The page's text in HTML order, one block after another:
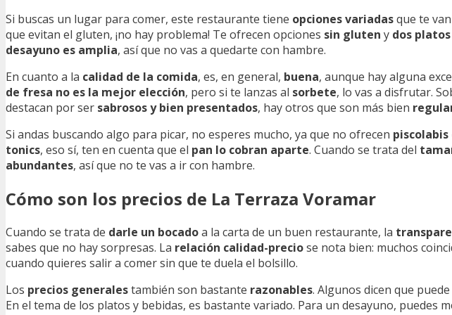
Si buscas un lugar para comer, este restaurante tiene opciones variadasque te
que evitan el gluten, ¡no hay problema! Te ofrecen opciones sin gluten y dos
desayuno es amplia, así que no vas a quedarte con hambre.
En cuanto a la calidad de la comida, es, en general, buena, aunque hay alguna
de fresa no es la mejor elección, pero si te lanzas al sorbete, lo vas a disfrutar.
destacan por ser sabrosos y bien presentados, hay otros que son más bien
Si andas buscando algo para picar, no esperes mucho, ya que no ofrecen piscolabis
tonics, eso sí, ten en cuenta que el pan lo cobran aparte. Cuando se trata del
abundantes, así que no te vas a ir con hambre.
Cómo son los precios de La Terraza Voramar
Cuando se trata de darle un bocadoa la carta de un buen restaurante, la
sabes que no hay sorpresas. La relación calidad-preciose nota bien: muchos
cuando quieres salir a comer sin que te duela el bolsillo.
Los precios generalestambién son bastante razonables. Algunos dicen que
En el tema de los platos y bebidas, es bastante variado. Para un desayuno, puedes